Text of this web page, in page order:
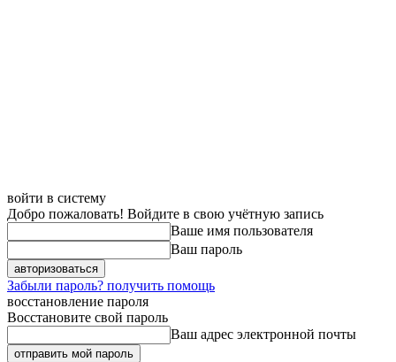
войти в систему
Добро пожаловать! Войдите в свою учётную запись
Ваше имя пользователя
Ваш пароль
Забыли пароль? получить помощь
восстановление пароля
Восстановите свой пароль
Ваш адрес электронной почты